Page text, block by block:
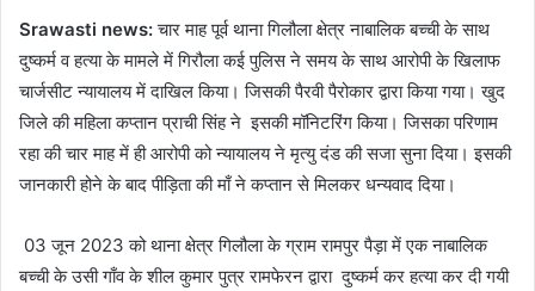
Srawasti news:चार माह पूर्व थाना गिलौला क्षेत्र नाबालिक बच्ची के साथ
दुष्कर्म व हत्या के मामले में गिरौला कई पुलिस ने समय के साथ आरोपी के खिलाफ
चार्जसीट न्यायालय में दाखिल किया। जिसकी पैरवी पैरोकार द्वारा किया गया। खुद
जिले की महिला कप्तान प्राची सिंह ने इसकी मॉनिटरिंग किया। जिसका परिणाम
रहा की चार माह में ही आरोपी को न्यायालय ने मृत्यु दंड की सजा सुना दिया। इसकी
जानकारी होने के बाद पीड़िता की माँ ने कप्तान से मिलकर धन्यवाद दिया।
03 जून 2023 को थाना क्षेत्र गिलौला के ग्राम रामपुर पैड़ा में एक नाबालिक
बच्ची के उसी गाँव के शील कुमार पुत्र रामफेरन द्वारा दुष्कर्म कर हत्या कर दी गयी